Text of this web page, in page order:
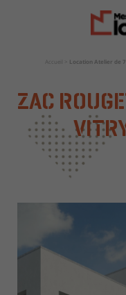
Accueil Location Atelier de
ZAC